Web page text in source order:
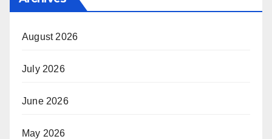
August 2026
July 2026
June 2026
May 2026